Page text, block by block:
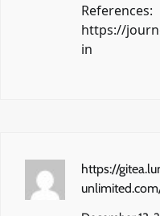
References:
https://
in
https://